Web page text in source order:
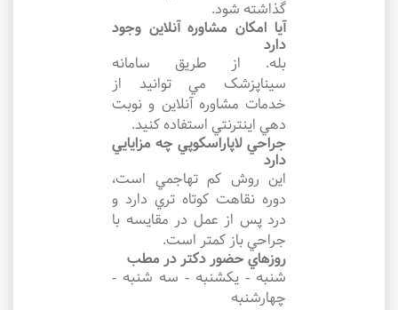
گذاشته شود.
آيا امکان مشاوره آنلاين وجود
دارد
بله. از طريق سامانه
سيناپزشک مي توانيد از
خدمات مشاوره آنلاين و نوبت
دهي اينترنتي استفاده کنيد.
جراحي لاپاراسکوپي چه مزايايي
دارد
اين روش کم تهاجمي است،
دوره نقاهت کوتاه تري دارد و
درد پس از عمل در مقايسه با
جراحي باز کمتر است.
روزهاي حضور دکتر در مطب
شنبه - يکشنبه - سه شنبه -
چهارشنبه